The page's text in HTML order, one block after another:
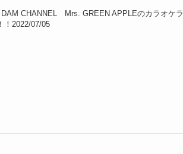
DAM CHANNEL Mrs. GREEN APPLEのカラオケラ
！2022/07/05